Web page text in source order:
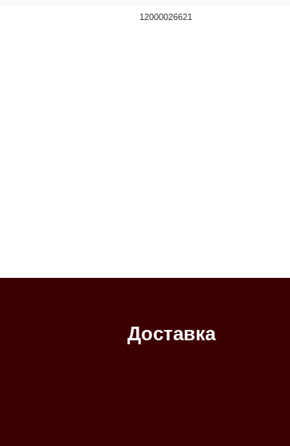
12000026621
Доставка